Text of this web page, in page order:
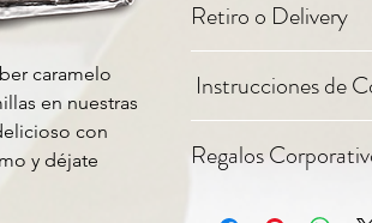
caramelo
en nuestras
con
y déjate
Retiro o Delivery
sábados de 11 a 13 hs.
partir de que la compra
Hacemos nuestro
Instrucciones de
chocolates en un
Regalos